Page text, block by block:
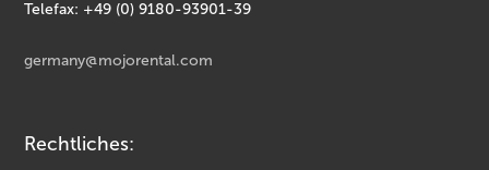
Telefax: +49 (0) 9180-93901-39
germany@mojorental.com
Rechtliches: